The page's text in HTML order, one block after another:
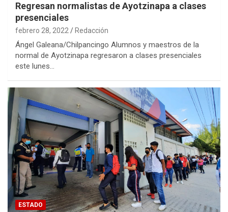
Regresan normalistas de Ayotzinapa a clases
presenciales
febrero 28, 2022 Redacción
Ángel Galeana/Chilpancingo Alumnos y maestros de la
normal de Ayotzinapa regresaron a clases presenciales
este lunes…
ESTADO